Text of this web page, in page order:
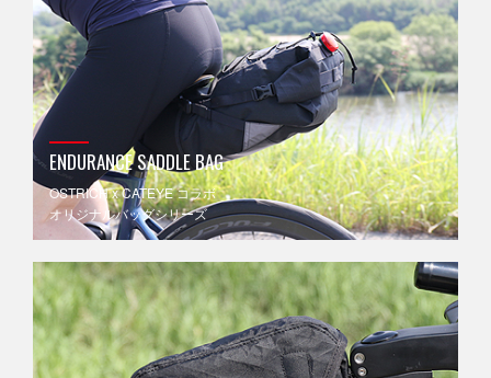
ENDURANCE SADDLE BAG
OSTRICH x CATEYE コラボ
オリジナルバッグシリーズ